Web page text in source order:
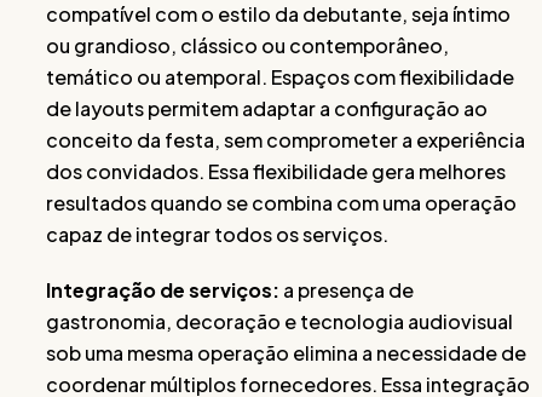
compatível com o estilo da debutante, seja íntimo
ou grandioso, clássico ou contemporâneo,
temático ou atemporal. Espaços com flexibilidade
de layouts permitem adaptar a configuração ao
conceito da festa, sem comprometer a experiência
dos convidados. Essa flexibilidade gera melhores
resultados quando se combina com uma operação
capaz de integrar todos os serviços.
Integração de serviços: a presença de
gastronomia, decoração e tecnologia audiovisual
sob uma mesma operação elimina a necessidade de
coordenar múltiplos fornecedores. Essa integração